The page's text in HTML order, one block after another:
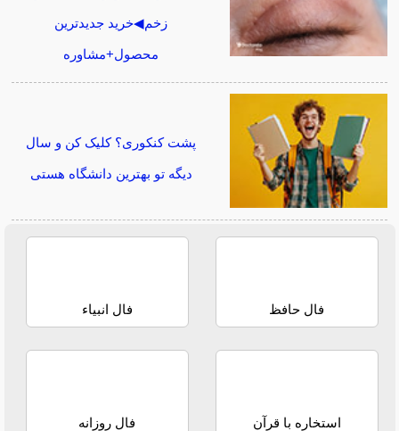
زخم◀خرید جدیدترین
محصول+مشاوره
پشت کنکوری؟ کلیک کن و سال
دیگه تو بهترین دانشگاه هستی
فال حافظ فال انبیاء
استخاره با قرآن فال روزانه